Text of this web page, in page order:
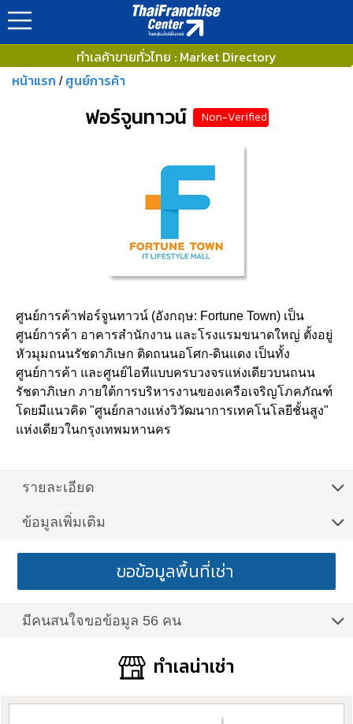
ทำเลค้าขายทั่วไทย : Market Directory
หน้าแรก / ศูนย์การค้า
ฟอร์จูนทาวน์ Non-Verified
ศูนย์การค้าฟอร์จูนทาวน์ (อังกฤษ: Fortune Town) เป็น
ศูนย์การค้า อาคารสำนักงาน และโรงแรมขนาดใหญ่ ตั้งอยู่
หัวมุมถนนรัชดาภิเษก ติดถนนอโศก-ดินแดง เป็นทั้ง
ศูนย์การค้า และศูนย์ไอทีแบบครบวงจรแห่งเดียวบนถนน
รัชดาภิเษก ภายใต้การบริหารงานของเครือเจริญโภคภัณฑ์
โดยมีแนวคิด "ศูนย์กลางแห่งวิวัฒนาการเทคโนโลยีชั้นสูง"
แห่งเดียวในกรุงเทพมหานคร
รายละเอียด
ข้อมูลเพิ่มเติม
ขอข้อมูลพื้นที่เช่า
มีคนสนใจขอข้อมูล 56 คน
ทำเลน่าเช่า